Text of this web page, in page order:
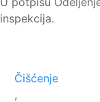
inspekcija.
Čišćenje
,